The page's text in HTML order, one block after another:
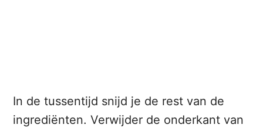
In de tussentijd snijd je de rest van de
ingrediënten. Verwijder de onderkant van